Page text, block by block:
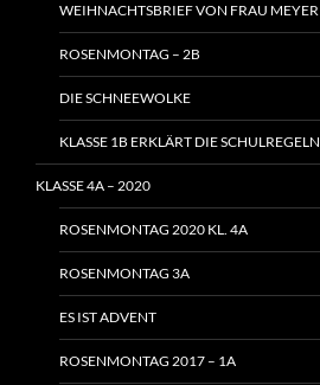
WEIHNACHTSBRIEF VON FRAU MEYER
ROSENMONTAG – 2B
DIE SCHNEEWOLKE
KLASSE 1B ERKLÄRT DIE SCHULREGELN
KLASSE 4A – 2020
ROSENMONTAG 2020 KL. 4A
ROSENMONTAG 3A
ES IST ADVENT
ROSENMONTAG 2017 – 1A